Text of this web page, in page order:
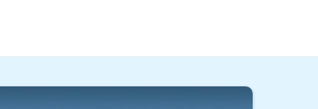
erstellen? Hier und im